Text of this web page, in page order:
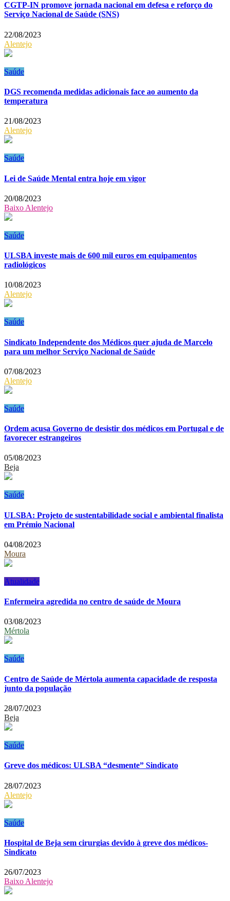
CGTP-IN promove jornada nacional em defesa e reforço do
Serviço Nacional de Saúde (SNS)
22/08/2023
Alentejo
Saúde
DGS recomenda medidas adicionais face ao aumento da
temperatura
21/08/2023
Alentejo
Saúde
Lei de Saúde Mental entra hoje em vigor
20/08/2023
Baixo Alentejo
Saúde
ULSBA investe mais de 600 mil euros em equipamentos
radiológicos
10/08/2023
Alentejo
Saúde
Sindicato Independente dos Médicos quer ajuda de Marcelo
para um melhor Serviço Nacional de Saúde
07/08/2023
Alentejo
Saúde
Ordem acusa Governo de desistir dos médicos em Portugal e de
favorecer estrangeiros
05/08/2023
Beja
Saúde
ULSBA: Projeto de sustentabilidade social e ambiental finalista
em Prémio Nacional
04/08/2023
Moura
Atualidade
Enfermeira agredida no centro de saúde de Moura
03/08/2023
Mértola
Saúde
Centro de Saúde de Mértola aumenta capacidade de resposta
junto da população
28/07/2023
Beja
Saúde
Greve dos médicos: ULSBA “desmente” Sindicato
28/07/2023
Alentejo
Saúde
Hospital de Beja sem cirurgias devido à greve dos médicos-
Sindicato
26/07/2023
Baixo Alentejo